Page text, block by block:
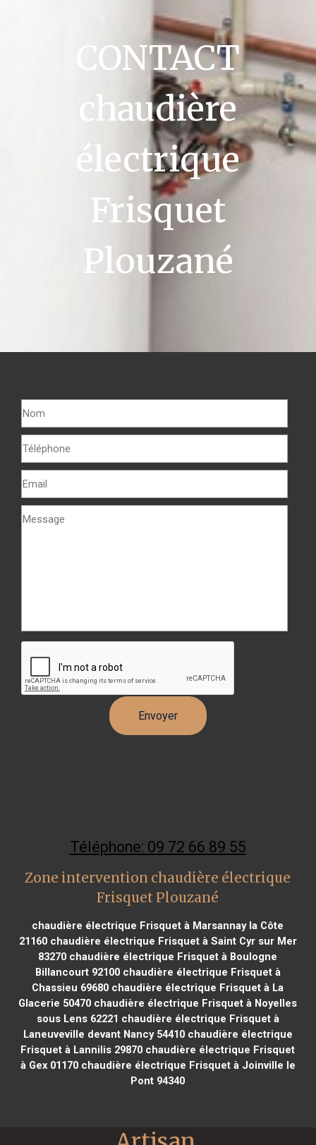
CONTACT
chaudière
électrique
Frisquet
Plouzané
Téléphone: 09 72 66 89 55
Zone intervention chaudière électrique
Frisquet Plouzané
chaudière électrique Frisquet à Marsannay la Côte
21160chaudière électrique Frisquet à Saint Cyr sur Mer
83270 chaudière électrique Frisquet à Boulogne
Billancourt 92100chaudière électrique Frisquet à
Chassieu 69680 chaudière électrique Frisquet à La
Glacerie 50470 chaudière électrique Frisquet à Noyelles
sous Lens 62221 chaudière électrique Frisquet à
Laneuveville devant Nancy 54410chaudière électrique
Frisquet à Lannilis 29870 chaudière électrique Frisquet
à Gex 01170chaudière électrique Frisquet à Joinville le
Pont 94340